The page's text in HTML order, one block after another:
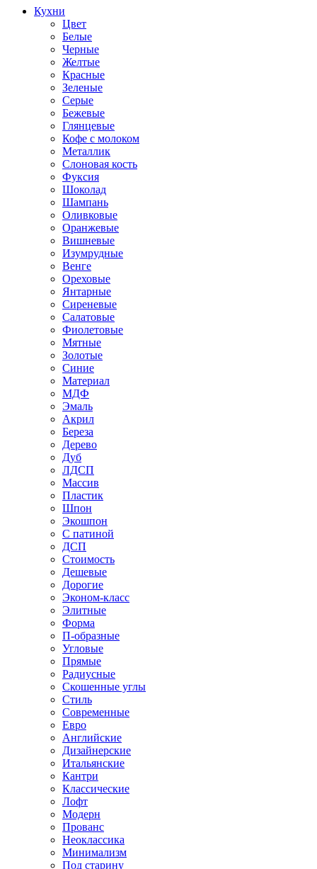
Кухни
Цвет
Белые
Черные
Желтые
Красные
Зеленые
Серые
Бежевые
Глянцевые
Кофе с молоком
Металлик
Слоновая кость
Фуксия
Шоколад
Шампань
Оливковые
Оранжевые
Вишневые
Изумрудные
Венге
Ореховые
Янтарные
Сиреневые
Салатовые
Фиолетовые
Мятные
Золотые
Синие
Материал
МДФ
Эмаль
Акрил
Береза
Дерево
Дуб
ЛДСП
Массив
Пластик
Шпон
Экошпон
С патиной
ДСП
Стоимость
Дешевые
Дорогие
Эконом-класс
Элитные
Форма
П-образные
Угловые
Прямые
Радиусные
Скошенные углы
Стиль
Современные
Евро
Английские
Дизайнерские
Итальянские
Кантри
Классические
Лофт
Модерн
Прованс
Неоклассика
Минимализм
Под старину